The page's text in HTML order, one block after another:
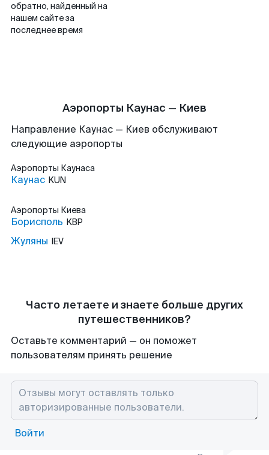
обратно, найденный на
нашем сайте за
последнее время
Аэропорты Каунас — Киев
Направление Каунас — Киев обслуживают
следующие аэропорты
Аэропорты Каунаса
Каунас KUN
Аэропорты Киева
Борисполь KBP
Жуляны IEV
Часто летаете и знаете больше других
путешественников?
Оставьте комментарий — он поможет
пользователям принять решение
Войти